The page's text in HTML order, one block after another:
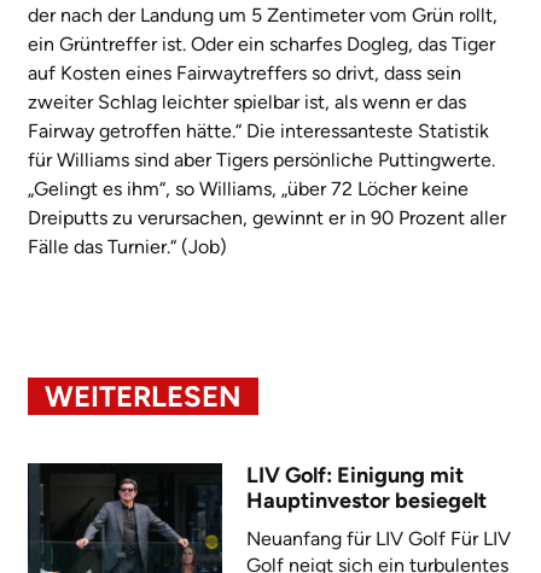
der nach der Landung um 5 Zentimeter vom Grün rollt,
ein Grüntreffer ist. Oder ein scharfes Dogleg, das Tiger
auf Kosten eines Fairwaytreffers so drivt, dass sein
zweiter Schlag leichter spielbar ist, als wenn er das
Fairway getroffen hätte.“ Die interessanteste Statistik
für Williams sind aber Tigers persönliche Puttingwerte.
„Gelingt es ihm“, so Williams, „über 72 Löcher keine
Dreiputts zu verursachen, gewinnt er in 90 Prozent aller
Fälle das Turnier.“ (Job)
WEITERLESEN
LIV Golf: Einigung mit
Hauptinvestor besiegelt
Neuanfang für LIV Golf Für LIV
Golf neigt sich ein turbulentes